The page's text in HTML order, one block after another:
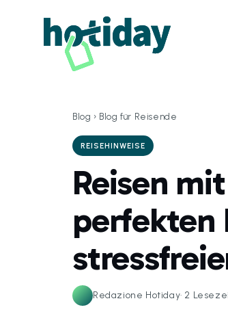
Blog › Blog für Reisende
REISEHINWEISE
Reisen
perfekten
Redazione Hotiday· 2